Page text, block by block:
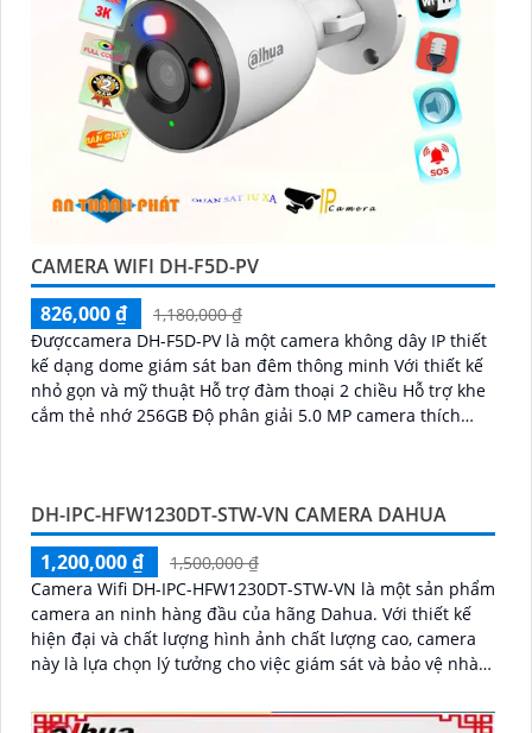
CAMERA WIFI DH-F5D-PV
826,000 ₫
1,180,000 ₫
Đượccamera DH-F5D-PV là một camera không dây IP thiết
kế dạng dome giám sát ban đêm thông minh Với thiết kế
nhỏ gọn và mỹ thuật Hỗ trợ đàm thoại 2 chiều Hỗ trợ khe
cắm thẻ nhớ 256GB Độ phân giải 5.0 MP camera thích
DH-IPC-HFW1230DT-STW-VN CAMERA DAHUA
1,200,000 ₫
1,500,000 ₫
Camera Wifi DH-IPC-HFW1230DT-STW-VN là một sản phẩm
camera an ninh hàng đầu của hãng Dahua. Với thiết kế
hiện đại và chất lượng hình ảnh chất lượng cao, camera
này là lựa chọn lý tưởng cho việc giám sát và bảo vệ nhà